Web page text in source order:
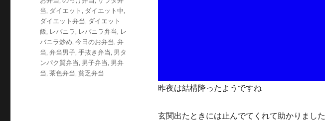
昨夜は結構降ったようですね
玄関出たときには止んでてくれて助かりました
リ
ー
当, ダイエット , ダイエット中,
ダイエット弁当, ダイエット
飯, レバニラ, レバニラ弁当, レ
バニラ炒め,今日のお弁当,弁
当,弁当男子,手抜き弁当, 男タ
ンパク質弁当, 男子弁当, 男弁
当,茶色弁当,貧乏弁当